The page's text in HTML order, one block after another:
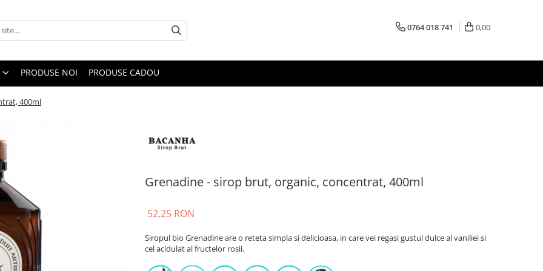
0764 018 741 0,00
PRODUSE NOI PRODUSE CADOU
400ml
Grenadine - sirop brut, organic, concentrat, 400ml
52,25 RON
Siropul bio Grenadine are o reteta simpla si delicioasa, in care vei regasi gustul dulce al vaniliei si
cel acidulat al fructelor rosii.